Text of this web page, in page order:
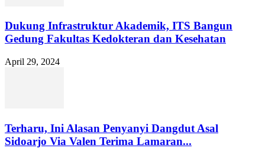
Dukung Infrastruktur Akademik, ITS Bangun
Gedung Fakultas Kedokteran dan Kesehatan
April 29, 2024
Terharu, Ini Alasan Penyanyi Dangdut Asal
Sidoarjo Via Valen Terima Lamaran...